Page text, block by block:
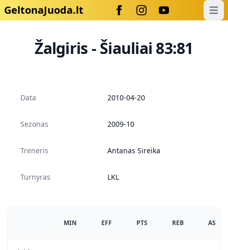
GeltonaJuoda.lt
Žalgiris - Šiauliai 83:81
Data 2010-04-20
Sezonas 2009-10
Treneris Antanas Sireika
Turnyras LKL
MIN EFF PTS REB AS